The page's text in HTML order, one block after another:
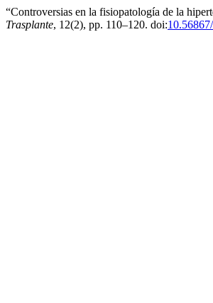
“Controversias en la fisiopatología de la
Trasplante, 12(2), pp. 110–120. doi: